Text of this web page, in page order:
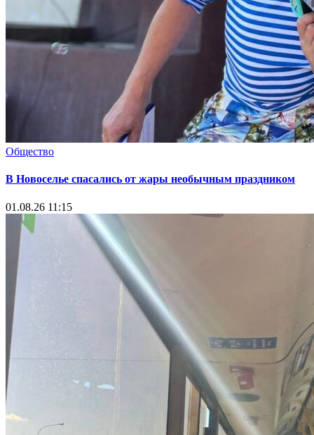
Общество
В Новоселье спасались от жары необычным праздником
01.08.26 11:15